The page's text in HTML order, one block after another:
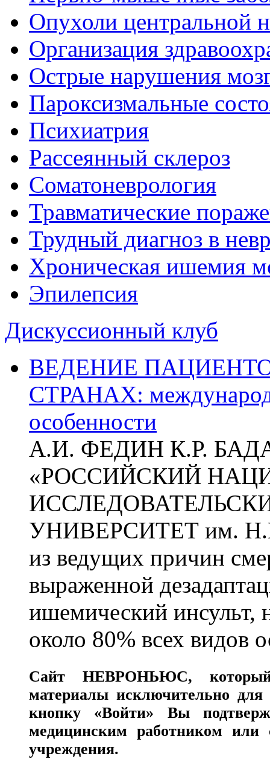
Опухоли центральной
Организация
Острые нарушения
Пароксизмальные
Психиатрия
Рассеянный склероз
Соматоневрология
Травматические
Трудный диагноз в
Хроническая ишемия
Эпилепсия
Дискуссионный клуб
ВЕДЕНИЕ
СТРАНАХ:
особенности
А.И. ФЕДИН К.Р.
«РОССИЙСКИЙ
УНИВЕРСИТЕТ им.
из ведущих причин
выраженной
ишемический инсульт,
около 80% всех видов
СайтНЕВРОНЬЮС,
материалы исключительно для
кнопку «Войти» Вы
медицинским работником или
учреждения.